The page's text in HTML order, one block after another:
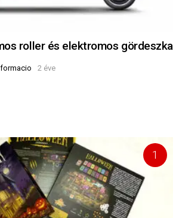
roller és elektromos gördeszka
2 éve